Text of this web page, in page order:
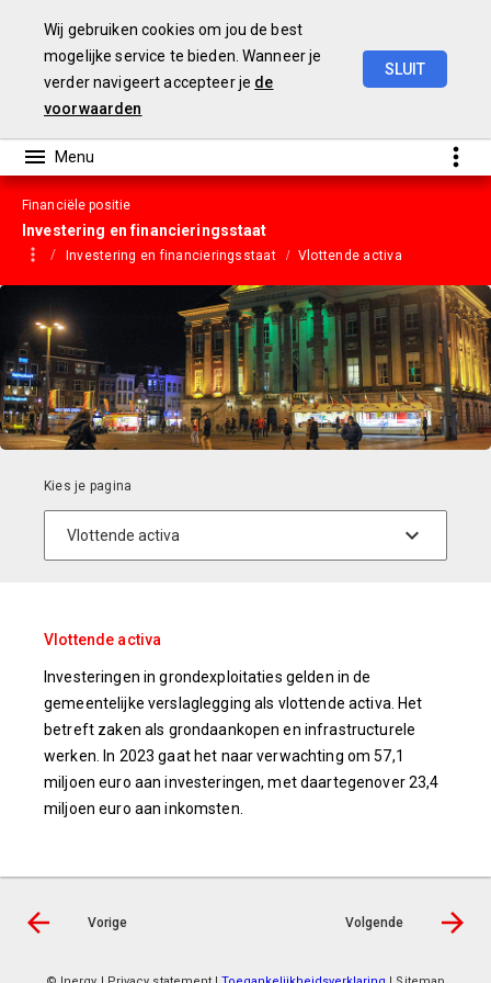
Wij gebruiken cookies om jou de best
mogelijke service te bieden. Wanneer je
verder navigeert accepteer je de
voorwaarden
SLUIT
Financiële positie
Investering en financieringsstaat
Investering en financieringsstaat Vlottende activa
Vlottende activa
Investeringen in grondexploitaties gelden in de
gemeentelijke verslaglegging als vlottende activa. Het
betreft zaken als grondaankopen en infrastructurele
werken. In 2023 gaat het naar verwachting om 57,1
miljoen euro aan investeringen, met daartegenover 23,4
miljoen euro aan inkomsten.
Vorige Volgende